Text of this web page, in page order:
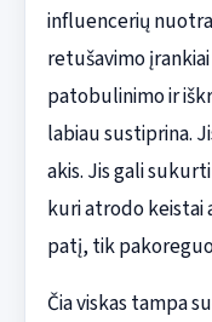
influencerių
retušavimo
patobulinimo ir
labiau sustiprina.
akis. Jis gali
kuri atrodo keistai
patį, tik
Čia viskas tampa